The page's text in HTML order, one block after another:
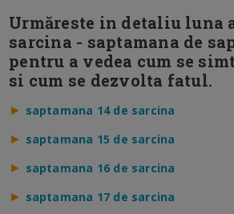
Urmăreste in detaliu luna
sarcina - saptamana de
pentru a vedea cum se
si cum se dezvolta fatul.
► saptamana 14 de sarcina
► saptamana 15 de sarcina
► saptamana 16 de sarcina
► saptamana 17 de sarcina